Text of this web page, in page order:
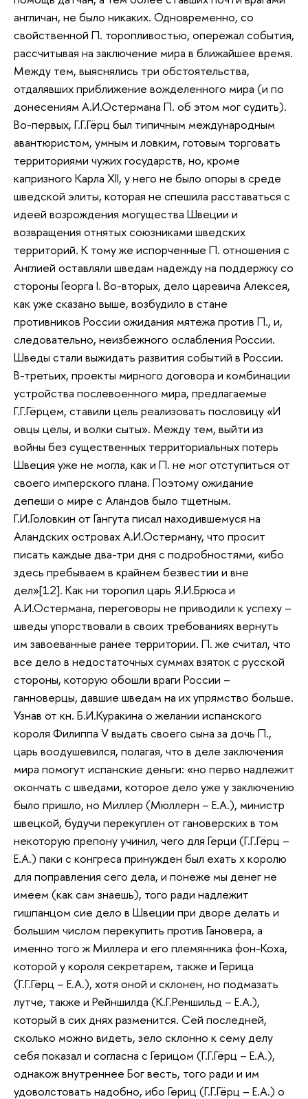
англичан, не было никаких. Одновременно, со
свойственной П. торопливостью, опережал события,
рассчитывая на заключение мира в ближайшее время.
Между тем, выяснялись три обстоятельства,
отдалявших приближение вожделенного мира (и по
донесениям А.И.Остермана П. об этом мог судить).
Во-первых, Г.Г.Гёрц был типичным международным
авантюристом, умным и ловким, готовым торговать
территориями чужих государств, но, кроме
капризного Карла XII, у него не было опоры в среде
шведской элиты, которая не спешила расставаться с
идеей возрождения могущества Швеции и
возвращения отнятых союзниками шведских
территорий. К тому же испорченные П. отношения с
Англией оставляли шведам надежду на поддержку со
стороны Георга I. Во-вторых, дело царевича Алексея,
как уже сказано выше, возбудило в стане
противников России ожидания мятежа против П., и,
следовательно, неизбежного ослабления России.
Шведы стали выжидать развития событий в России.
В-третьих, проекты мирного договора и комбинации
устройства послевоенного мира, предлагаемые
Г.Г.Гёрцем, ставили цель реализовать пословицу «И
овцы целы, и волки сыты». Между тем, выйти из
войны без существенных территориальных потерь
Швеция уже не могла, как и П. не мог отступиться от
своего имперского плана. Поэтому ожидание
депеши о мире с Аландов было тщетным.
Г.И.Головкин от Гангута писал находившемуся на
Аландских островах А.И.Остерману, что просит
писать каждые два-три дня с подробностями, «ибо
здесь пребываем в крайнем безвестии и вне
дел»[12]. Как ни торопил царь Я.И.Брюса и
А.И.Остермана, переговоры не приводили к успеху –
шведы упорствовали в своих требованиях вернуть
им завоеванные ранее территории. П. же считал, что
все дело в недостаточных суммах взяток с русской
стороны, которую обошли враги России –
ганноверцы, давшие шведам на их упрямство больше.
Узнав от кн. Б.И.Куракина о желании испанского
короля Филиппа V выдать своего сына за дочь П.,
царь воодушевился, полагая, что в деле заключения
мира помогут испанские деньги: «но перво надлежит
окончать с шведами, которое дело уже у заключению
было пришло, но Миллер (Мюллерн – Е.А.), министр
швецкой, будучи перекуплен от гановерских в том
некоторую препону учинил, чего для Герци (Г.Г.Гёрц –
Е.А.) паки с конгреса принужден был ехать х королю
для поправления сего дела, и понеже мы денег не
имеем (как сам знаешь), того ради надлежит
гишпанцом сие дело в Швеции при дворе делать и
большим числом перекупить против Гановера, а
именно того ж Миллера и его племянника фон-Коха,
которой у короля секретарем, также и Герица
(Г.Г.Гёрц – Е.А.), хотя оной и склонен, но подмазать
лутче, также и Рейншилда (К.Г.Реншильд – Е.А.),
который в сих днях разменится. Сей последней,
сколько можно видеть, зело склонно к сему делу
себя показал и согласна с Герицом (Г.Г.Гёрц – Е.А.),
однакож внутреннее Бог весть, того ради и им
удоволстовать надобно, ибо Гериц (Г.Г.Гёрц – Е.А.) о